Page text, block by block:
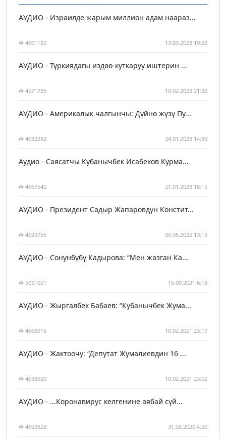
АУДИО - Израилде жарым миллион адам наараз...
4601182 13.03.2023 19:22
АУДИО - Түркиядагы издөө-куткаруу иштерин ...
4571735 19.02.2023 21:32
АУДИО - Америкалык чалгынчы: Дүйнө жүзү Пу...
4632282 24.01.2023 14:39
Аудио - Саясатчы Кубанычбек Исабеков Курма...
4667540 21.01.2023 18:15
АУДИО - Президент Садыр Жапаровдун Констит...
4629755 06.05.2022 13:15
АУДИО - Сонунбүбү Кадырова: “Мен жазган Ка...
5051021 15.09.2021 6:18
АУДИО - Жыргалбек Бабаев: “Кубанычбек Жума...
4668915 10.02.2021 23:17
АУДИО - Жактоочу: “Депутат Жумалиевдин 16 ...
4638920 10.02.2021 23:02
АУДИО - ...Коронавирус келгенине аябай сүй...
4693823 31.03.2020 4:20